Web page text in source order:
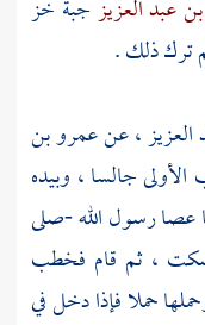
عبد العزيزجبة خز
ترك ذلك .
، عنعمرو بن
جالسا ، وبيده
عصا رسول الله -صلى
سكت ، ثم قام فخطب
حملا فإذا دخل في